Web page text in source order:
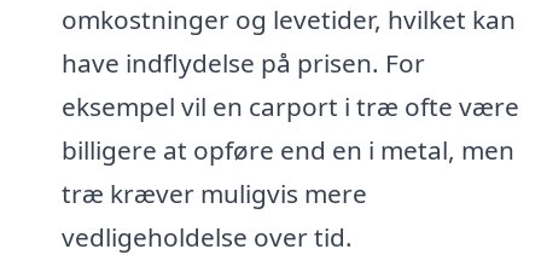
omkostninger og levetider, hvilket kan
have indflydelse på prisen. For
eksempel vil en carport i træ ofte være
billigere at opføre end en i metal, men
træ kræver muligvis mere
vedligeholdelse over tid.